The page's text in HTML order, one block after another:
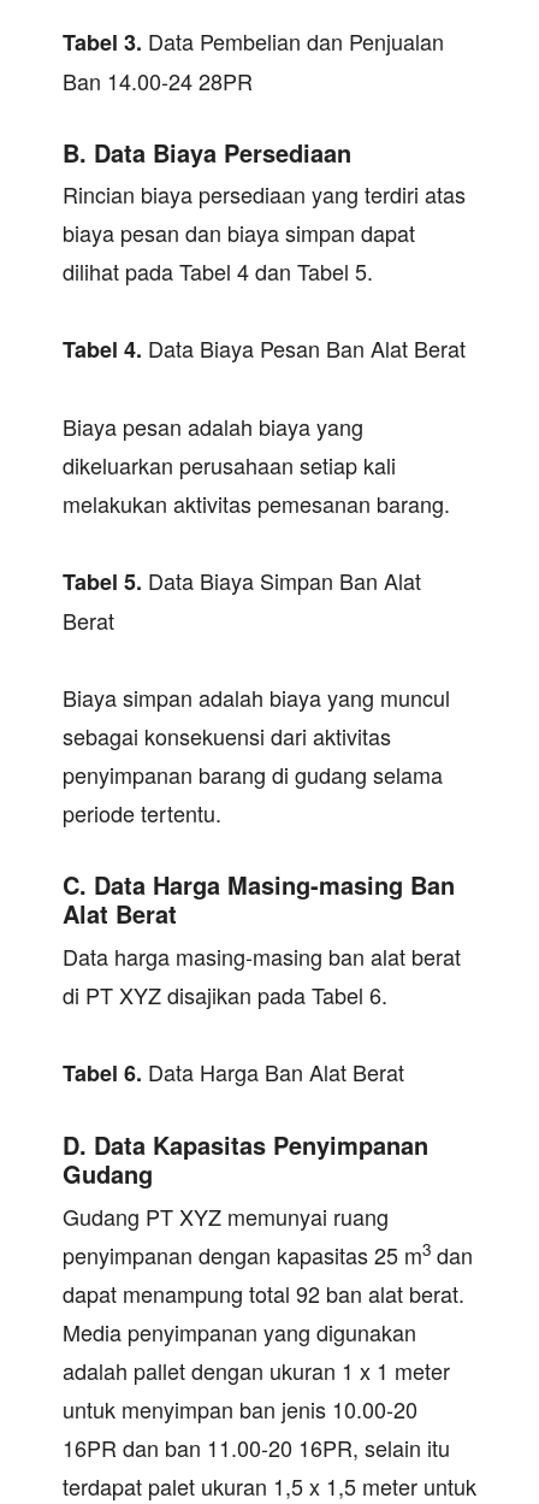
Tabel 3. Data Pembelian dan Penjualan
Ban 14.00-24 28PR
B. Data Biaya Persediaan
Rincian biaya persediaan yang terdiri atas
biaya pesan dan biaya simpan dapat
dilihat pada Tabel 4 dan Tabel 5.
Tabel 4. Data Biaya Pesan Ban Alat Berat
Biaya pesan adalah biaya yang
dikeluarkan perusahaan setiap kali
melakukan aktivitas pemesanan barang.
Tabel 5. Data Biaya Simpan Ban Alat
Berat
Biaya simpan adalah biaya yang muncul
sebagai konsekuensi dari aktivitas
penyimpanan barang di gudang selama
periode tertentu.
C. Data Harga Masing-masing Ban
Alat Berat
Data harga masing-masing ban alat berat
di PT XYZ disajikan pada Tabel 6.
Tabel 6. Data Harga Ban Alat Berat
D. Data Kapasitas Penyimpanan
Gudang
Gudang PT XYZ memunyai ruang
penyimpanan dengan kapasitas 25 m3 dan
dapat menampung total 92 ban alat berat.
Media penyimpanan yang digunakan
adalah pallet dengan ukuran 1 x 1 meter
untuk menyimpan ban jenis 10.00-20
16PR dan ban 11.00-20 16PR, selain itu
terdapat palet ukuran 1,5 x 1,5 meter untuk